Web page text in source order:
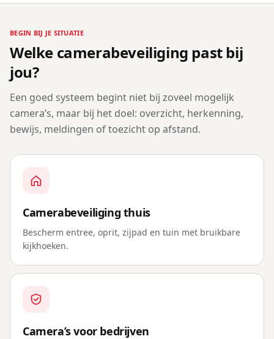
BEGIN BIJ JE SITUATIE
Welke camerabeveiliging past bij
jou?
Een goed systeem begint niet bij zoveel mogelijk
camera’s, maar bij het doel: overzicht, herkenning,
bewijs, meldingen of toezicht op afstand.
Camerabeveiliging thuis
Bescherm entree, oprit, zijpad en tuin met bruikbare
kijkhoeken.
Camera’s voor bedrijven